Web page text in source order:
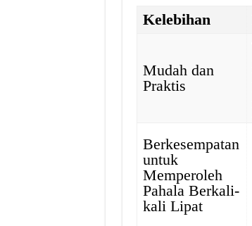
Kelebihan
Mudah dan
Praktis
Berkesempatan
untuk
Memperoleh
Pahala Berkali-
kali Lipat